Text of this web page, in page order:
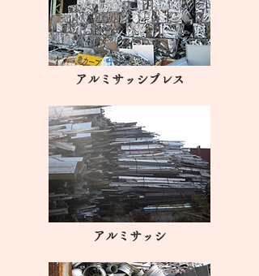
アルミサッシプレス
アルミサッシ